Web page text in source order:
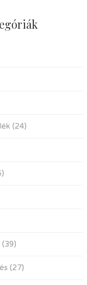
(24)
(39)
(27)